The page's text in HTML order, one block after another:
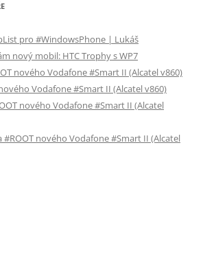
pro #WindowsPhone | Lukáš
nový mobil: HTC Trophy s WP7
nového Vodafone #Smart II (Alcatel v860)
Vodafone #Smart II (Alcatel v860)
nového Vodafone #Smart II (Alcatel
#ROOT nového Vodafone #Smart II (Alcatel